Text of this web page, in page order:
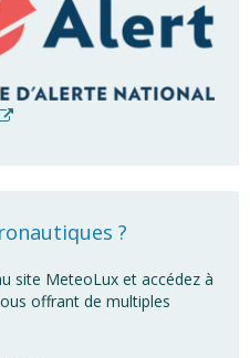
?
site MeteoLux et accédez à
offrant de multiples